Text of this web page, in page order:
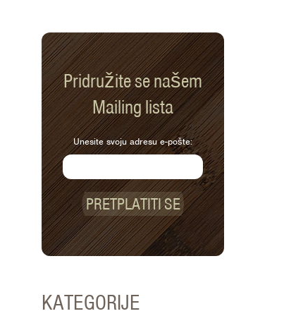
Pridružite se našem
Mailing lista
Unesite svoju adresu e-pošte:
PRETPLATITI SE
KATEGORIJE